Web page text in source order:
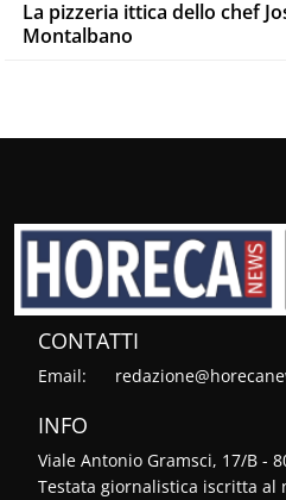
La pizzeria ittica dello chef
Montalbano
CONTATTI
Email:
INFO
Viale Antonio Gramsci, 17/B -
Testata giornalistica iscritta al